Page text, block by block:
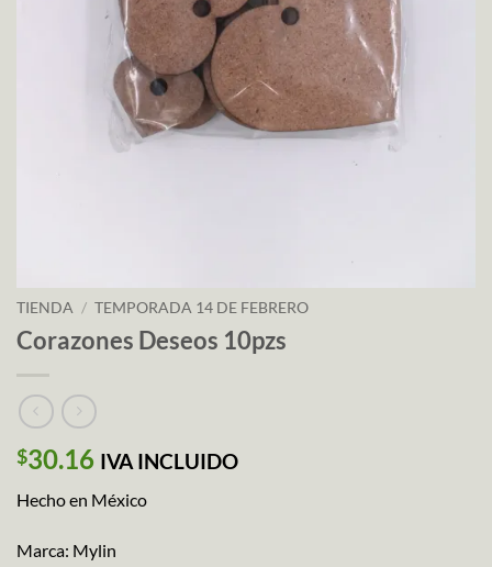
TIENDA / TEMPORADA 14 DE FEBRERO
Corazones Deseos 10pzs
$30.16 IVA INCLUIDO
Hecho en México
Marca: Mylin